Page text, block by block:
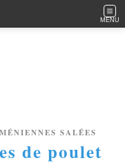
MENU
SALÉES
de poulet